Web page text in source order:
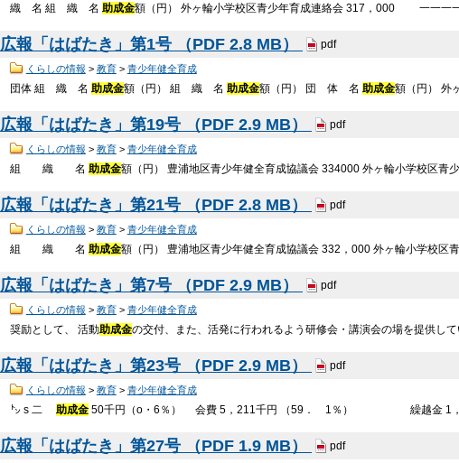
織 名 組 織 名 助成金額（円） 外ヶ輪小学校区青少年育成連絡会 317，000 一
広報「はばたき」第1号 （PDF 2.8 MB） pdf
くらしの情報 > 教育> 青少年健全育成
団体 組 織 名 助成金額（円） 組 織 名 助成金額（円） 団 体 名 助成金額（円） 外
広報「はばたき」第19号 （PDF 2.9 MB） pdf
くらしの情報 > 教育> 青少年健全育成
組 織 名 助成金額（円） 豊浦地区青少年健全育成協議会 334000 外ヶ輪小学校区青
広報「はばたき」第21号 （PDF 2.8 MB） pdf
くらしの情報 > 教育> 青少年健全育成
組 織 名 助成金額（円） 豊浦地区青少年健全育成協議会 332，000 外ヶ輪小学校区
広報「はばたき」第7号 （PDF 2.9 MB） pdf
くらしの情報 > 教育> 青少年健全育成
奨励として、 活動助成金の交付、また、活発に行われるよう研修会・講演会の場を提供し
広報「はばたき」第23号 （PDF 2.9 MB） pdf
くらしの情報 > 教育> 青少年健全育成
㌧ s 二 助成金 50千円（o・6％） 会費 5，211千円 （59． 1％） 繰越金 1
広報「はばたき」第27号 （PDF 1.9 MB） pdf